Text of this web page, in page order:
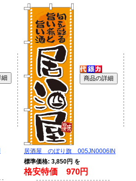
居酒屋 のぼり旗 005JN0006IN
標準価格: 3,850円 を
格安特価 970円